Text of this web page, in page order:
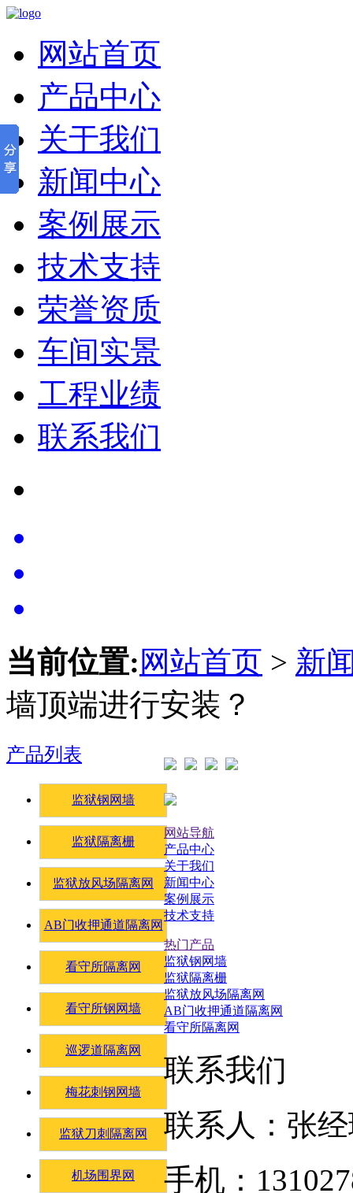
网站首页
产品中心
关于我们
新闻中心
案例展示
技术支持
荣誉资质
车间实景
工程业绩
联系我们
当前位置: 网站首页 > 新
墙顶端进行安装？
产品列表
监狱钢网墙
监狱隔离栅
监狱放风场隔离网
AB门收押通道隔离网
看守所隔离网
看守所钢网墙
巡逻道隔离网
梅花刺钢网墙
监狱刀刺隔离网
机场围界网
网站导航
产品中心
关于我们
新闻中心
案例展示
技术支持
热门产品
监狱钢网墙
监狱隔离栅
监狱放风场隔离网
AB门收押通道隔离网
看守所隔离网
联系我们
联系人：张
手机：